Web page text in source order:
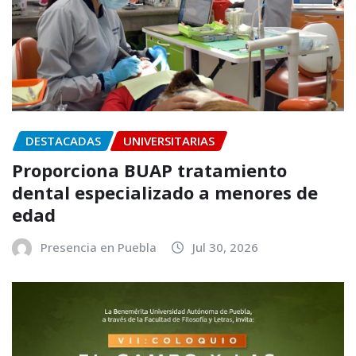
DESTACADAS UNIVERSITARIAS
Proporciona BUAP tratamiento
dental especializado a menores de
edad
Presencia en Puebla Jul 30, 2026